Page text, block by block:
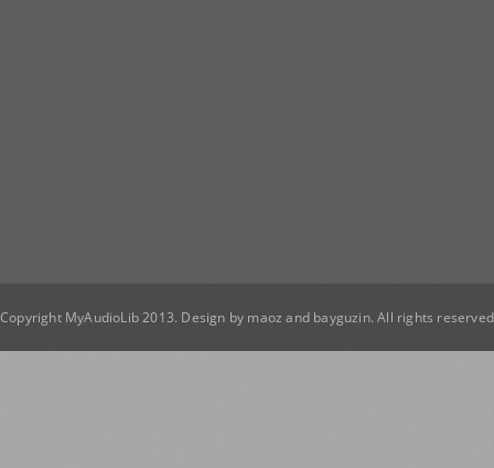
Copyright MyAudioLib 2013. Design by maoz and bayguzin. All rights